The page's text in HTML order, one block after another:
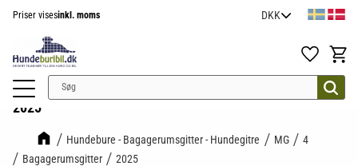
Priser visesinkl. moms
Favoritter
2025
Hundebure - Bagagerumsgitter - Hundegitre MG
4
Bagagerumsgitter
2025